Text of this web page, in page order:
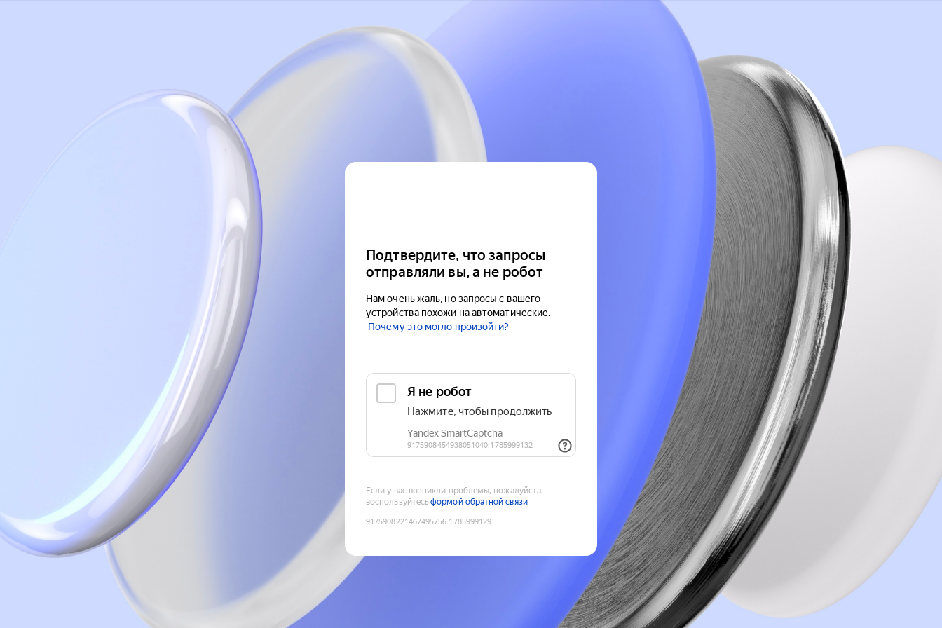
Подтвердите, что запросы
отправляли вы, а не робот
Нам очень жаль, но запросы с вашего
устройства похожи на автоматические.
Почему это могло произойти?
Если у вас возникли проблемы, пожалуйста,
воспользуйтесьформой обратной связи
9175908221467495756:1785999129